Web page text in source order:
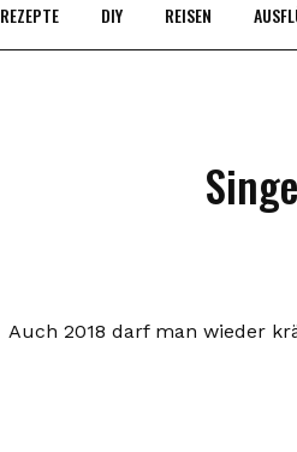
REZEPTE DIY REISEN
Auch 2018 darf man wieder